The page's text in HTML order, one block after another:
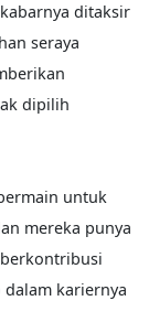
ditaksir
seraya
dipilih
untuk
mereka punya
kariernya